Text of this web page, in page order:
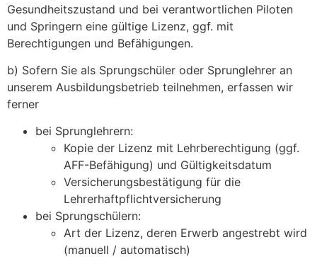
Gesundheitszustand und bei verantwortlichen Piloten
und Springern eine gültige Lizenz, ggf. mit
Berechtigungen und Befähigungen.
b) Sofern Sie als Sprungschüler oder Sprunglehrer an
unserem Ausbildungsbetrieb teilnehmen, erfassen wir
ferner
bei Sprunglehrern:
Kopie der Lizenz mit Lehrberechtigung (ggf.
AFF-Befähigung) und Gültigkeitsdatum
Versicherungsbestätigung für die
Lehrerhaftpflichtversicherung
bei Sprungschülern:
Art der Lizenz, deren Erwerb angestrebt wird
(manuell / automatisch)